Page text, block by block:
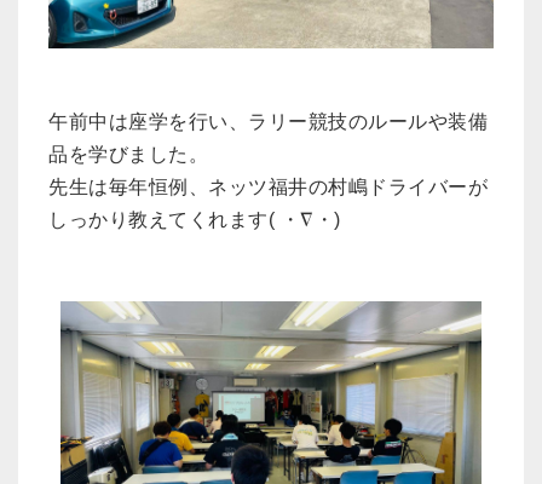
午前中は座学を行い、ラリー競技のルールや装備
品を学びました。
先生は毎年恒例、ネッツ福井の村嶋ドライバーが
しっかり教えてくれます( ・∇・)